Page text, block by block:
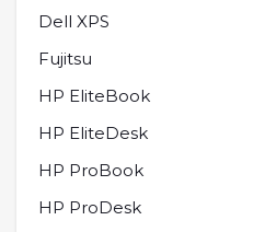
Dell XPS
Fujitsu
HP EliteBook
HP EliteDesk
HP ProBook
HP ProDesk